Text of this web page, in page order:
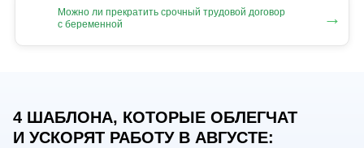
Можно ли прекратить срочный трудовой договор
с беременной
→
4 ШАБЛОНА, КОТОРЫЕ ОБЛЕГЧАТ
И УСКОРЯТ РАБОТУ В АВГУСТЕ: